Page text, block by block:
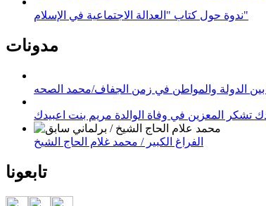
ندوة حول كتاب "العدالة الاجتماعية في الإسلام"
مدونات
بين الدولة والمواطن في زمن الجفاف/محمد الصحه
تشكر المعزين في وفاة الوالدة مريم بنت اعبيدك
الفراغ الكبير / محمد غلام الحاج الشيخ
تابعونا